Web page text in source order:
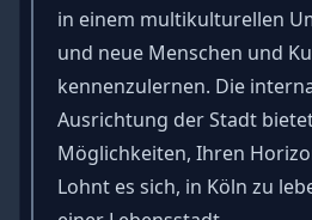
in einem multikulturellen
und neue Menschen und
kennenzulernen. Die
Ausrichtung der Stadt
Möglichkeiten, Ihren
Lohnt es sich, in Köln zu